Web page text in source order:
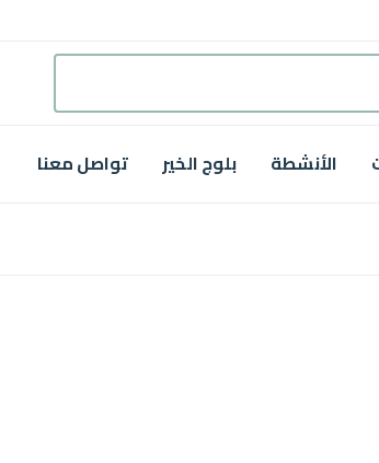
الأنشطة بلوج الخير تواصل معنا